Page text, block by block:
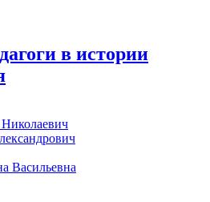
в истории
Васильевна